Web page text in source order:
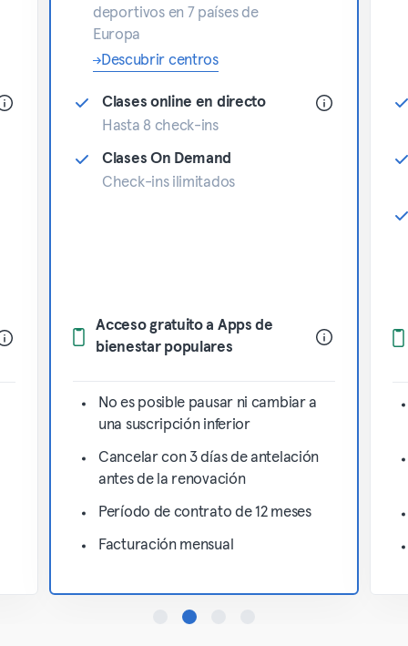
deportivos en 7 países de
Europa
Descubrir centros
Clases online en directo
Hasta 8 check-ins
Clases On Demand
Check-ins ilimitados
Acceso gratuito a Apps de
bienestar populares
No es posible pausar ni cambiar a
una suscripción inferior
Cancelar con 3 días de antelación
antes de la renovación
Período de contrato de 12 meses
Facturación mensual